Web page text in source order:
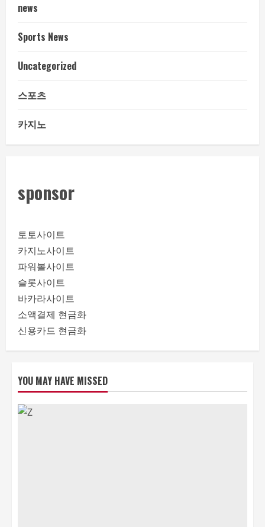
news
Sports News
Uncategorized
스포츠
카지노
sponsor
토토사이트
카지노사이트
파워볼사이트
슬롯사이트
바카라사이트
소액결제 현금화
신용카드 현금화
YOU MAY HAVE MISSED